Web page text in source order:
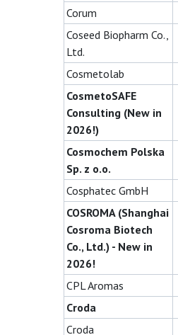
Corum
Coseed Biopharm Co.,
Ltd.
Cosmetolab
CosmetoSAFE
Consulting (New in
2026!)
Cosmochem Polska
Sp. z o.o.
Cosphatec GmbH
COSROMA (Shanghai
Cosroma Biotech
Co., Ltd.) - New in
2026!
CPL Aromas
Croda
Croda